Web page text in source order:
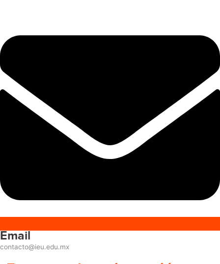
Email
contacto@ieu.edu.mx